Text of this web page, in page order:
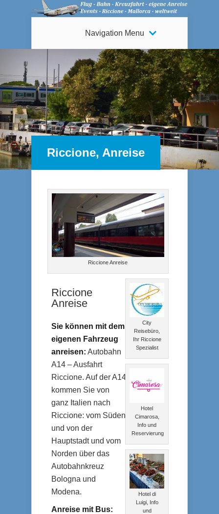
Navigation Menu
Riccione, Anreise
Riccione Anreise
Riccione
Anreise
Sie können mit dem
eigenen Fahrzeug
anreisen: Autobahn
A14 – Ausfahrt
Riccione. Auf der A14
kommen Sie von
ganz Italien nach
Riccione: vom Süden
und von der
Hauptstadt und vom
Norden über das
Autobahnkreuz
Bologna und
Modena.
Anreise mit Bus:
City
Reisebüro,
Ihr Riccione
Spezialist
Hotel
Cimarosa,
Info und
Reservierung
Hotel di
Luigi, Info
und